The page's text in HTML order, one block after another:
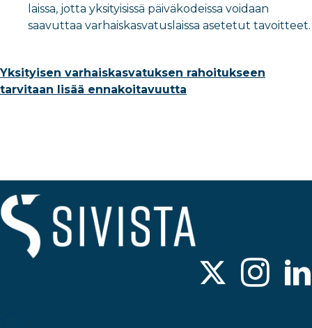
laissa, jotta yksityisissä päiväkodeissa voidaan
saavuttaa varhaiskasvatuslaissa asetetut tavoitteet.
Yksityisen varhaiskasvatuksen rahoitukseen
tarvitaan lisää ennakoitavuutta